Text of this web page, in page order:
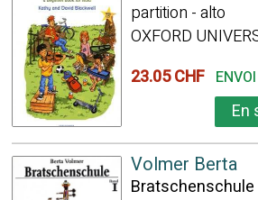
partition - alto
OXFORD
23.05 CHF
En
Volmer Berta
Bratschenschule